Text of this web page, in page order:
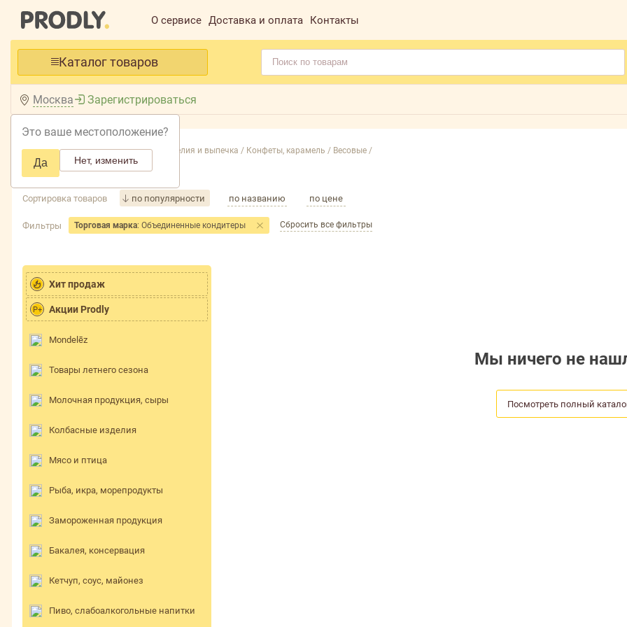
О сервисе Доставка и оплата Контакты
Каталог товаров
Москва
Это ваше местоположение?
Да Нет, изменить
Зарегистрироваться
Главная /Каталог /Кондитерские изделия и выпечка / Конфеты, карамель / Весовые /
Весовые
Сортировка товаров по популярности по названию по цене
Фильтры Торговая марка: Объединенные кондитеры Сбросить все фильтры
Хит продаж
P+ Акции Prodly
Mondelēz
Товары летнего сезона
Молочная продукция, сыры
Колбасные изделия
Мясо и птица
Рыба, икра, морепродукты
Замороженная продукция
Бакалея, консервация
Кетчуп, соус, майонез
Пиво, слабоалкогольные напитки
Мы ничего не
Посмотреть полный